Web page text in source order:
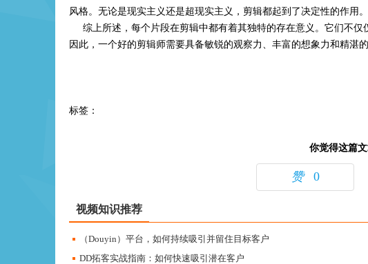
风格。无论是现实主义还是超现实主义，剪辑都起到了决定性的作用。
综上所述，每个片段在剪辑中都有着其独特的存在意义。它们不仅
因此，一个好的剪辑师需要具备敏锐的观察力、丰富的想象力和精湛
标签：
你觉得这篇
赞 0
视频知识推荐
（Douyin）平台，如何持续吸引并留住目标客户
DD拓客实战指南：如何快速吸引潜在客户